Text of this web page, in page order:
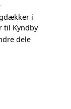
i
til Kyndby
dele